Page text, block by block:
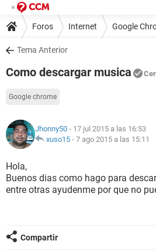
Foros Internet Google
Tema Anterior
Como descargar musica
Google chrome
Jhonny50 - 17 jul 2015 a las 16:53
xuso15 - 7 ago 2015 a las 15:11
Hola,
Buenos dias como hago para
entre otras ayudenme por que no
Compartir